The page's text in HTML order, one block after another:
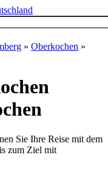
» Oberkochen »
Sie Ihre Reise mit dem
zum Ziel mit